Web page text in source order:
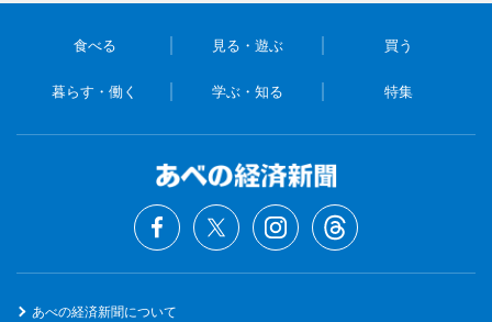
食べる 見る・遊ぶ 買う
暮らす・働く 学ぶ・知る 特集
あべの経済新聞について